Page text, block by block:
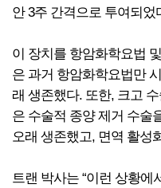
안 3주 간격으로 투여되었
이 장치를 항암화학요법
은 과거 항암화학요법만
래 생존했다. 또한, 크고
은 수술적 종양 제거 수술
오래 생존했고, 면역 활성
트랜 박사는 “이런 상황에